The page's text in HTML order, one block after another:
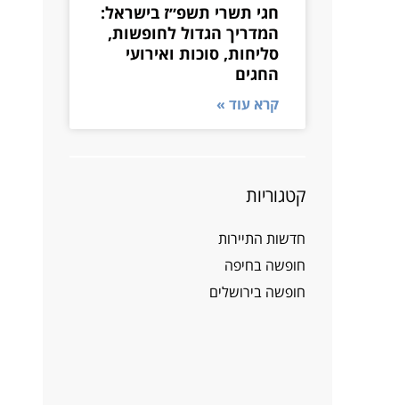
חגי תשרי תשפ״ז בישראל:
המדריך הגדול לחופשות,
סליחות, סוכות ואירועי
החגים
קרא עוד »
קטגוריות
חדשות התיירות
חופשה בחיפה
חופשה בירושלים